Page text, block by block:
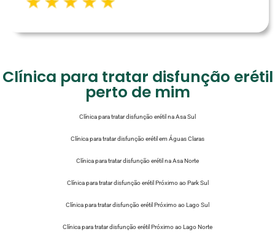
Clínica para tratar disfunção erétil
perto de mim
Clínica para tratar disfunção erétil na Asa Sul
Clínica para tratar disfunção erétil em Águas Claras
Clínica para tratar disfunção erétil na Asa Norte
Clínica para tratar disfunção erétil Próximo ao Park Sul
Clínica para tratar disfunção erétil Próximo ao Lago Sul
Clínica para tratar disfunção erétil Próximo ao Lago Norte